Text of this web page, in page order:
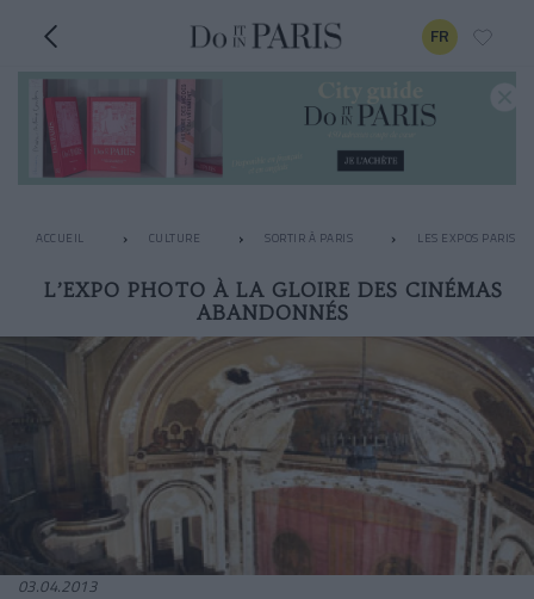
FR
ACCUEIL CULTURE SORTIR À PARIS LES EXPOS
L’EXPO PHOTO À LA GLOIRE DES CINÉMAS
ABANDONNÉS
03.04.2013